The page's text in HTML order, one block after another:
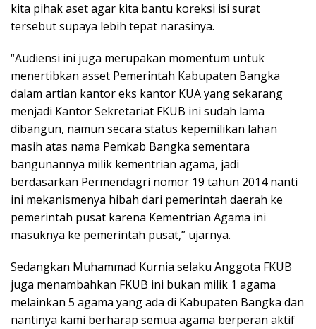
kita pihak aset agar kita bantu koreksi isi surat
tersebut supaya lebih tepat narasinya.
“Audiensi ini juga merupakan momentum untuk
menertibkan asset Pemerintah Kabupaten Bangka
dalam artian kantor eks kantor KUA yang sekarang
menjadi Kantor Sekretariat FKUB ini sudah lama
dibangun, namun secara status kepemilikan lahan
masih atas nama Pemkab Bangka sementara
bangunannya milik kementrian agama, jadi
berdasarkan Permendagri nomor 19 tahun 2014 nanti
ini mekanismenya hibah dari pemerintah daerah ke
pemerintah pusat karena Kementrian Agama ini
masuknya ke pemerintah pusat,” ujarnya.
Sedangkan Muhammad Kurnia selaku Anggota FKUB
juga menambahkan FKUB ini bukan milik 1 agama
melainkan 5 agama yang ada di Kabupaten Bangka dan
nantinya kami berharap semua agama berperan aktif